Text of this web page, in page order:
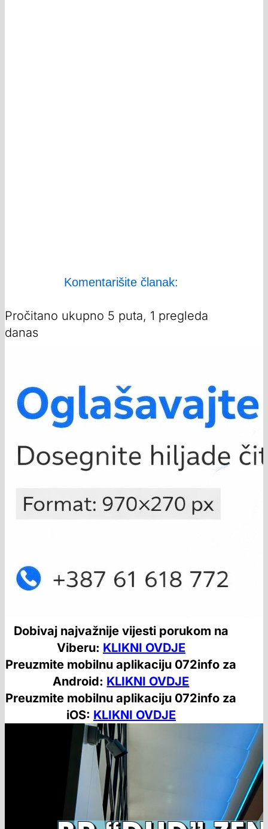
Komentarišite članak:
Pročitano ukupno 5 puta, 1 pregleda
danas
Dobivaj najvažnije vijesti porukom na
Viberu: KLIKNI OVDJE
Preuzmite mobilnu aplikaciju 072info za
Android: KLIKNI OVDJE
Preuzmite mobilnu aplikaciju 072info za
iOS: KLIKNI OVDJE